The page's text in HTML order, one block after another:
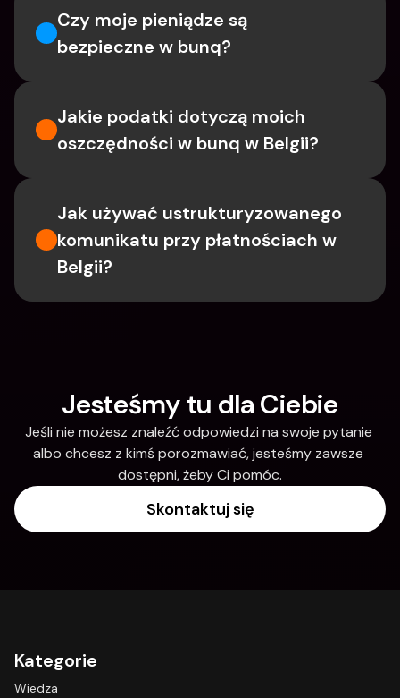
Czy moje pieniądze są
bezpieczne w bunq?
Jakie podatki dotyczą moich
oszczędności w bunq w Belgii?
Jak używać ustrukturyzowanego
komunikatu przy płatnościach w
Belgii?
Jesteśmy tu dla Ciebie
Jeśli nie możesz znaleźć odpowiedzi na swoje pytanie
albo chcesz z kimś porozmawiać, jesteśmy zawsze
dostępni, żeby Ci pomóc.
Skontaktuj się
Kategorie
Wiedza